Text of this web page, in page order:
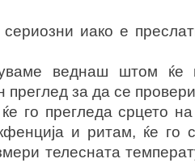
иако е
веднаш штом ќе
за да се
го прегледа срцето
и ритам, ќе
телесната